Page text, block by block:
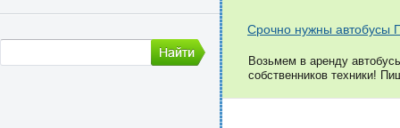
Срочно нужны автобусы
Возьмем в аренду
собственников техники!